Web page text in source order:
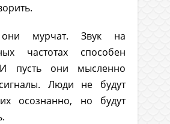
мурчат. Звук на
частотах способен
И пусть они мысленно
Люди не будут
осознанно, но будут